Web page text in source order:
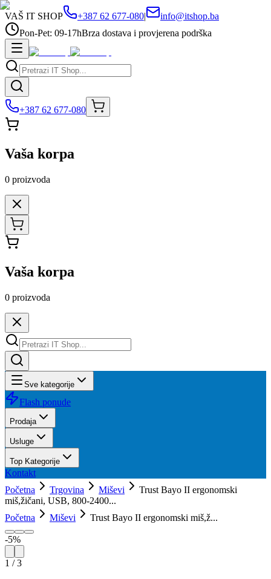
VAŠ IT SHOP +387 62 677-080|
info@itshop.ba
Pon-Pet: 09-17hBrza dostava i provjerena podrška
+387 62 677-080
Vaša korpa
0 proizvoda
Vaša korpa
0 proizvoda
Sve kategorije
Flash ponude
Prodaja
Usluge
Top Kategorije
Kontakt
Početna
Trgovina Miševi
Trust Bayo II ergonomski
miš,žičani, USB, 800-2400...
Početna
Miševi Trust Bayo II ergonomski miš,ž...
-5%
1 /3